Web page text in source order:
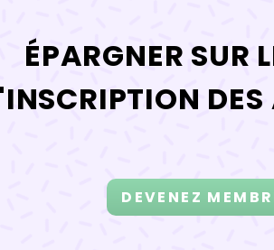
ÉPARGNER SUR
DEVENEZ